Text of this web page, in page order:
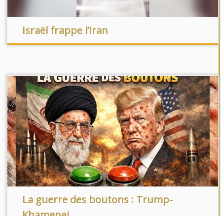
Israël frappe l’Iran
La guerre des boutons : Trump-